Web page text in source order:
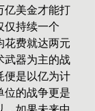
亿美金才能打
仅持续一个
花费就达两元
武器为主的战
便是以亿为计
位的战争更是
，如果未来中